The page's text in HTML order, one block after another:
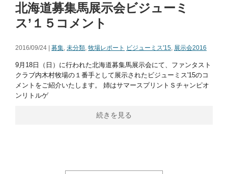
北海道募集馬展示会ビジューミ
ス’１５コメント
2016/09/24 | 募集, 未分類, 牧場レポート ビジューミス'15, 展示会2016
9月18日（日）に行われた北海道募集馬展示会にて、ファンタスト
クラブ内木村牧場の１番手として展示されたビジューミス'15のコ
メントをご紹介いたします。 姉はサマースプリントＳチャンピオ
ンリトルゲ
続きを見る